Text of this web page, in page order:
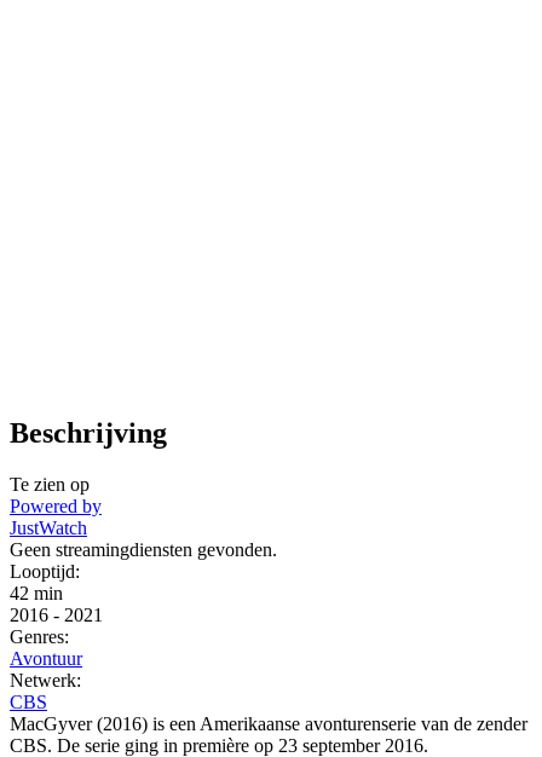
Beschrijving
Te zien op
Powered by
JustWatch
Geen streamingdiensten gevonden.
Looptijd:
42 min
2016 - 2021
Genres:
Avontuur
Netwerk:
CBS
MacGyver (2016) is een Amerikaanse avonturenserie van de zender
CBS. De serie ging in première op 23 september 2016.